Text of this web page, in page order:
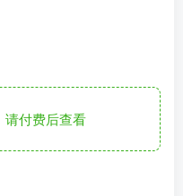
付费后查看